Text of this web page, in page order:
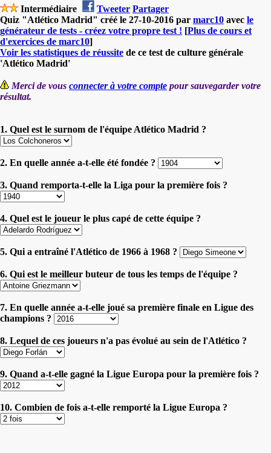
Intermédiaire Tweeter Partager
Quiz "Atlético Madrid" créé le 27-10-2016 par marc10 avec le
générateur de tests - créez votre propre test ! [Plus de cours et
d'exercices de marc10]
Voir les statistiques de réussite de ce test de culture générale
'Atlético Madrid'
Merci de vous connecter à votre compte pour sauvegarder votre
résultat.
1. Quel est le surnom de l'équipe Atlético Madrid ?
2. En quelle année a-t-elle été fondée ?
3. Quand remporta-t-elle la Liga pour la première fois ?
4. Quel est le joueur le plus capé de cette équipe ?
5. Qui a entraîné l'Atlético de 1966 à 1968 ?
6. Qui est le meilleur buteur de tous les temps de l'équipe ?
7. En quelle année a-t-elle joué sa première finale en Ligue des
champions ?
8. Lequel de ces joueurs n'a pas évolué au sein de l'Atlético ?
9. Quand a-t-elle gagné la Ligue Europa pour la première fois ?
10. Combien de fois a-t-elle remporté la Ligue Europa ?